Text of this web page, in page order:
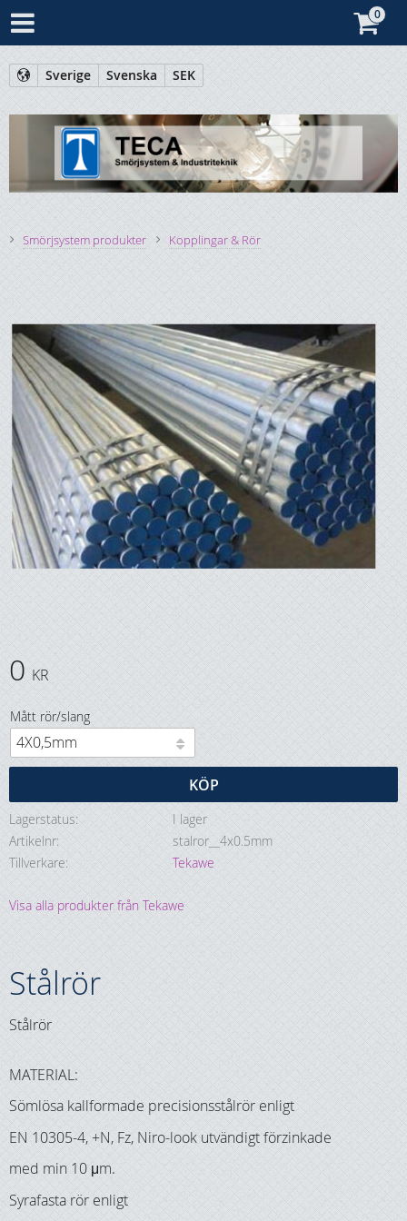
Sverige Svenska SEK
Smörjsystem produkter Kopplingar & Rör
0 KR
Mått rör/slang
KÖP
Lagerstatus
I lager
Artikelnr
stalror__4x0.5mm
Tillverkare
Tekawe
Visa alla produkter från Tekawe
Stålrör
Stålrör
MATERIAL:
Sömlösa kallformade precisionsstålrör enligt
EN 10305-4, +N, Fz, Niro-look utvändigt förzinkade
med min 10 μm.
Syrafasta rör enligt